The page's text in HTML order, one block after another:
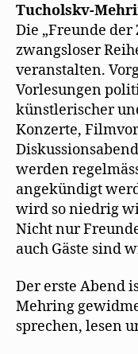
Tucholskv-
Die „Freunde
zwangsloser
veranstalten.
Vorlesungen
künstlerischer
Konzerte,
werden
angekündigt
wird so niedrig
Nicht nur
auch Gäste sind
Der erste Abend
Mehring
sprechen, lesen